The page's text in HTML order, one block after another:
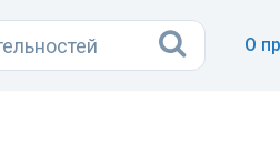
О